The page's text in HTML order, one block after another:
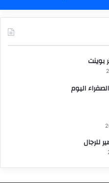
اليوم
للرجال